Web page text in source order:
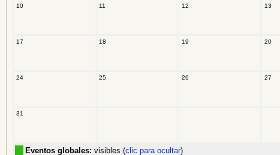
10 11 12 13
17 18 19 20
24 25 26 27
31
Eventos globales: visibles (clic para ocultar)